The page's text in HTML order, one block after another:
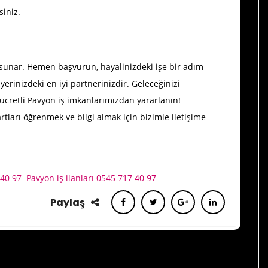
Hemen başvurun, hayalinizdeki işe bir adım
en iyi partnerinizdir. Geleceğinizi
Pavyon iş imkanlarımızdan yararlanın!
öğrenmek ve bilgi almak için bizimle iletişime
97 Pavyon iş ilanları 0545 717 40 97
Paylaş